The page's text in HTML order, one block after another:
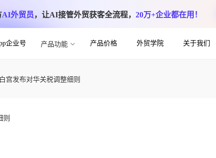
AI外贸员，让AI接管外贸获客全流程， 20万+企业都在用！
企业号 产品功能 产品价格 外贸学院 关于我们
宫发布对华关税调整细则
则